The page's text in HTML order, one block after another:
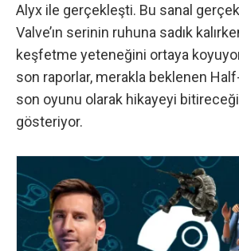
Alyx ile gerçekleşti. Bu sanal
Valve’ın serinin ruhuna sadık
keşfetme yeteneğini ortaya
son raporlar, merakla beklenen
son oyunu olarak hikayeyi
gösteriyor.